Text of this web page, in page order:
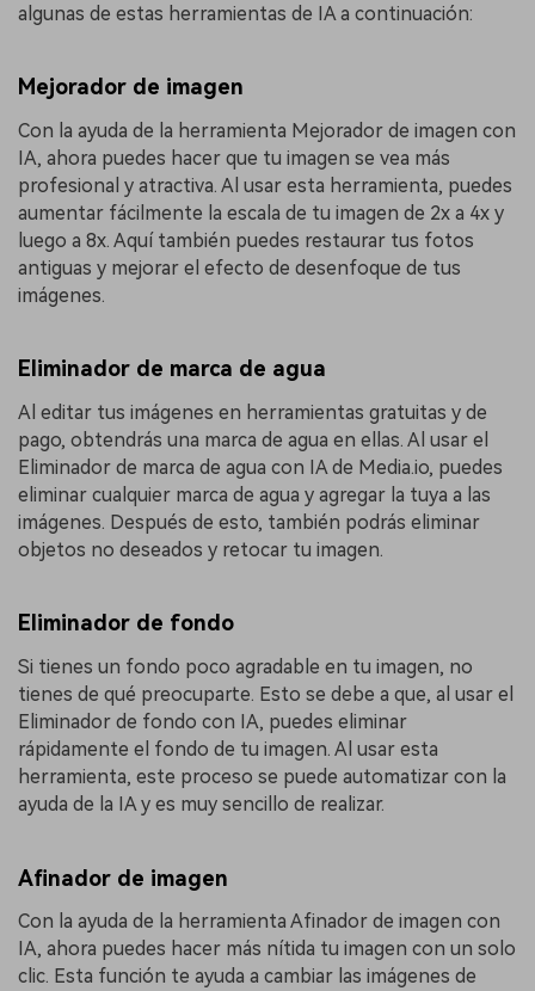
algunas de estas herramientas de IA a continuación:
Mejorador de imagen
Con la ayuda de la herramienta Mejorador de imagen con
IA, ahora puedes hacer que tu imagen se vea más
profesional y atractiva. Al usar esta herramienta, puedes
aumentar fácilmente la escala de tu imagen de 2x a 4x y
luego a 8x. Aquí también puedes restaurar tus fotos
antiguas y mejorar el efecto de desenfoque de tus
imágenes.
Eliminador de marca de agua
Al editar tus imágenes en herramientas gratuitas y de
pago, obtendrás una marca de agua en ellas. Al usar el
Eliminador de marca de agua con IA de Media.io, puedes
eliminar cualquier marca de agua y agregar la tuya a las
imágenes. Después de esto, también podrás eliminar
objetos no deseados y retocar tu imagen.
Eliminador de fondo
Si tienes un fondo poco agradable en tu imagen, no
tienes de qué preocuparte. Esto se debe a que, al usar el
Eliminador de fondo con IA, puedes eliminar
rápidamente el fondo de tu imagen. Al usar esta
herramienta, este proceso se puede automatizar con la
ayuda de la IA y es muy sencillo de realizar.
Afinador de imagen
Con la ayuda de la herramienta Afinador de imagen con
IA, ahora puedes hacer más nítida tu imagen con un solo
clic. Esta función te ayuda a cambiar las imágenes de